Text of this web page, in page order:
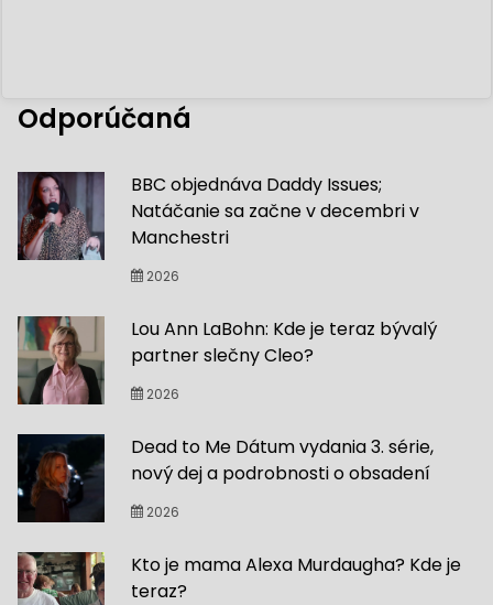
Odporúčaná
BBC objednáva Daddy Issues;
Natáčanie sa začne v decembri v
Manchestri
2026
Lou Ann LaBohn: Kde je teraz bývalý
partner slečny Cleo?
2026
Dead to Me Dátum vydania 3. série,
nový dej a podrobnosti o obsadení
2026
Kto je mama Alexa Murdaugha? Kde je
teraz?